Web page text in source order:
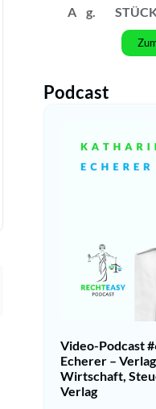
A
g.
Podcast
Video-Podcast
Echerer –
Wirtschaft,
Verlag